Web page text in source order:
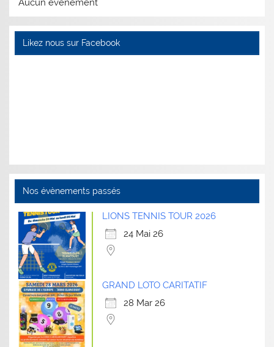
Aucun évènement
Likez nous sur Facebook
Nos évènements passés
LIONS TENNIS TOUR 2026
24 Mai 26
GRAND LOTO CARITATIF
28 Mar 26